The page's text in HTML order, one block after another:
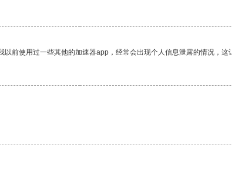
前使用过一些其他的加速器app，经常会出现个人信息泄露的情况，这